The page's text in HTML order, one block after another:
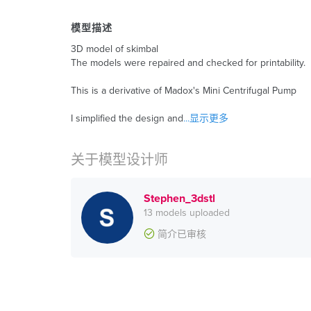
模型描述
3D model of skimbal
The models were repaired and checked for printability.
This is a derivative of Madox's Mini Centrifugal Pump
I simplified the design and...显示更多
关于模型设计师
Stephen_3dstl
13 models uploaded
简介已审核